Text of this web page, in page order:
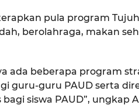
pula program
berolahraga, makan
ada beberapa program
guru-guru PAUD serta
bagi siswa PAUD”, ungkap